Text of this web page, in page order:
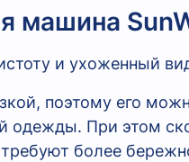
машина
и ухоженный
поэтому его
одежды. При этом
более